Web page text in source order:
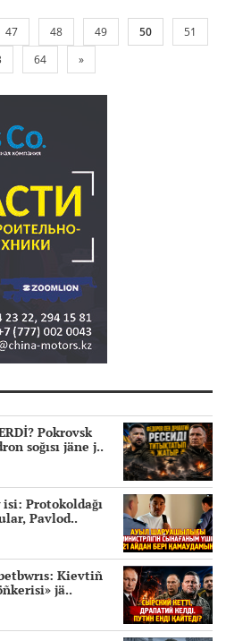
47 48 49 50
51
64 »
Pokrovsk
soğısı jäne j..
isi: Protokoldağı
Pavlod..
Kievtiñ
jä..